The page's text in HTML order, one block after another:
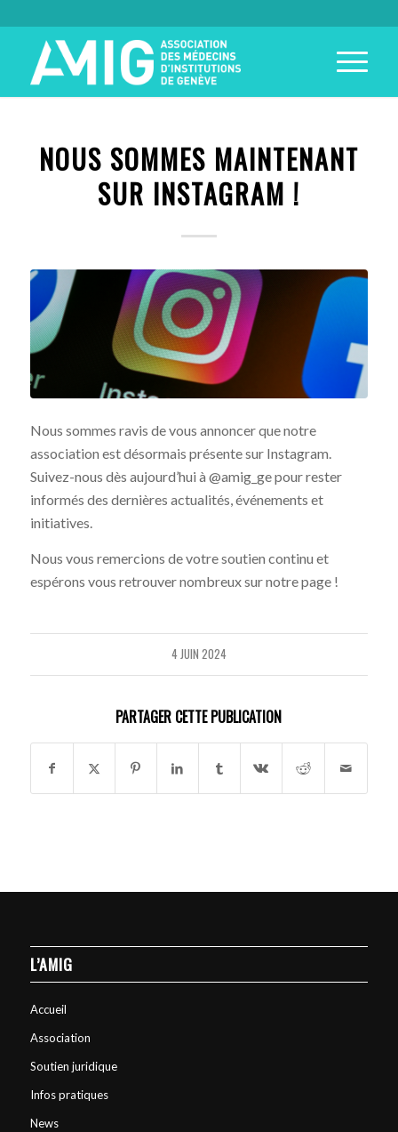
NOUS SOMMES MAINTENANT
SUR INSTAGRAM !
Nous sommes ravis de vous annoncer que notre
association est désormais présente sur Instagram.
Suivez-nous dès aujourd’hui à @amig_ge pour rester
informés des dernières actualités, événements et
initiatives.
Nous vous remercions de votre soutien continu et
espérons vous retrouver nombreux sur notre page !
4 JUIN 2024
PARTAGER CETTE PUBLICATION
L’AMIG
Accueil
Association
Soutien juridique
Infos pratiques
News